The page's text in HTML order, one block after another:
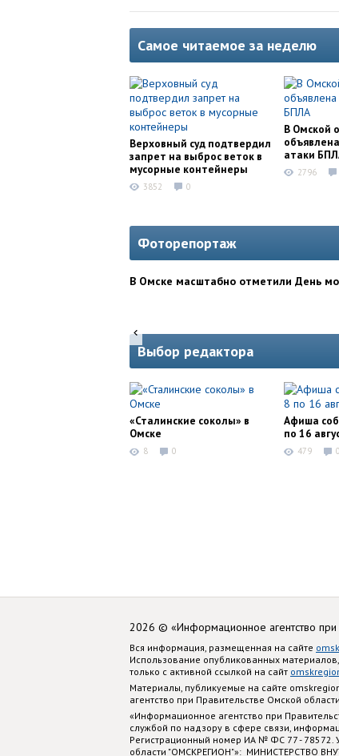
Самое читаемое за неделю
Верховный суд подтвердил
запрет на выброс веток в
мусорные контейнеры
3852 0
В Омской
атаки
2796
Фоторепортаж
В Омске масштабно отметили День
Выбор редактора
«Сталинские соколы» в
Омске
8 0
Афиша
по 16
479 0
2026 © «Информационное агентство
Вся информация, размещенная на сайте
Использование опубликованных
только с активной ссылкой на сайт
Материалы, публикуемые на сайте
агентство при Правительстве Омской
«Информационное агентство при
службой по надзору в сфере связи,
Регистрационный номер ИА № ФС 77 - 78572.
области "ОМСКРЕГИОН"»: МИНИСТЕРСТВО